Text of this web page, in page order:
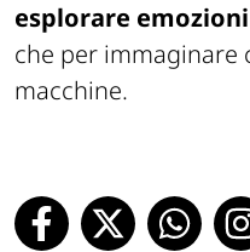
esplorare
che per
macchine.